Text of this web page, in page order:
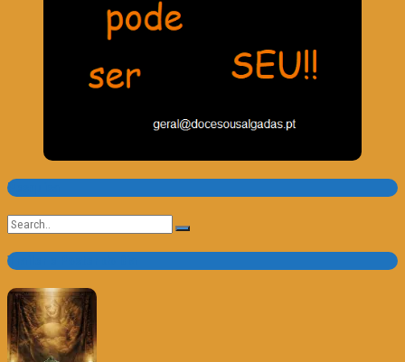
Pesquisa
Search
for:
Trailer e Poster do Dia